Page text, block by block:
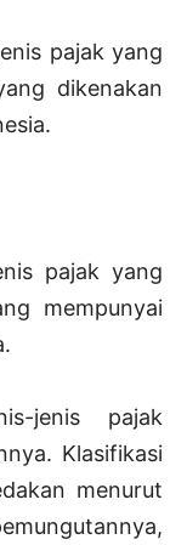
pajak yang
dikenakan
pajak yang
mempunyai
jenis pajak
Klasifikasi
menurut